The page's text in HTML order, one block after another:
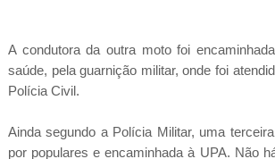
A condutora da outra moto foi
saúde, pela guarnição militar, onde foi
Polícia Civil.
Ainda segundo a Polícia Militar, uma
por populares e encaminhada à UPA. Não